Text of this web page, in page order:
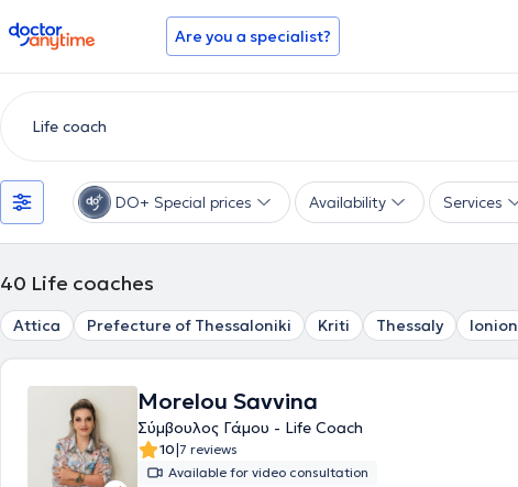
doctoranytime Are you a specialist?
DO+ Special prices Availability Services
40 Life coaches
Attica Prefecture of Thessaloniki Kriti Thessaly Ionion
Morelou Savvina
Σύμβουλος Γάμου - Life Coach
10|7 reviews
Available for video consultation